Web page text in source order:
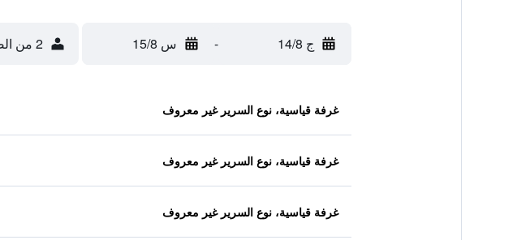
ج 14/8 - س 15/8 2 من الضيوف، غرفة واحدة
غرفة قياسية، نوع السرير غير معروف
غرفة قياسية، نوع السرير غير معروف
غرفة قياسية، نوع السرير غير معروف